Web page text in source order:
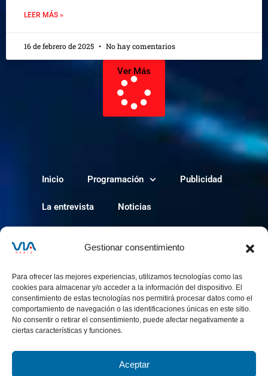
Gestionar consentimiento
Para ofrecer las mejores experiencias, utilizamos tecnologías como las
cookies para almacenar y/o acceder a la información del dispositivo. El
consentimiento de estas tecnologías nos permitirá procesar datos como el
comportamiento de navegación o las identificaciones únicas en este sitio.
No consentir o retirar el consentimiento, puede afectar negativamente a
ciertas características y funciones.
Aceptar
LEER MÁS »
16 de febrero de 2025 No hay comentarios
Ver Más
Inicio Programación Publicidad
La entrevista Noticias
via-radio.com © 2024 Todos los derechos